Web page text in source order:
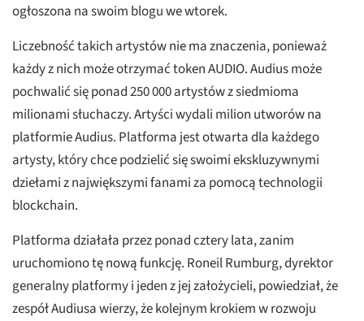
ogłoszona na swoim blogu we wtorek.
Liczebność takich artystów nie ma znaczenia, ponieważ
każdy z nich może otrzymać token AUDIO. Audius może
pochwalić się ponad 250 000 artystów z siedmioma
milionami słuchaczy. Artyści wydali milion utworów na
platformie Audius. Platforma jest otwarta dla każdego
artysty, który chce podzielić się swoimi ekskluzywnymi
dziełami z największymi fanami za pomocą technologii
blockchain.
Platforma działała przez ponad cztery lata, zanim
uruchomiono tę nową funkcję. Roneil Rumburg, dyrektor
generalny platformy i jeden z jej założycieli, powiedział, że
zespół Audiusa wierzy, że kolejnym krokiem w rozwoju